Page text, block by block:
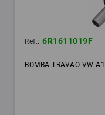
Ref.: 6R1611019F
BOMBA TRAVAO VW